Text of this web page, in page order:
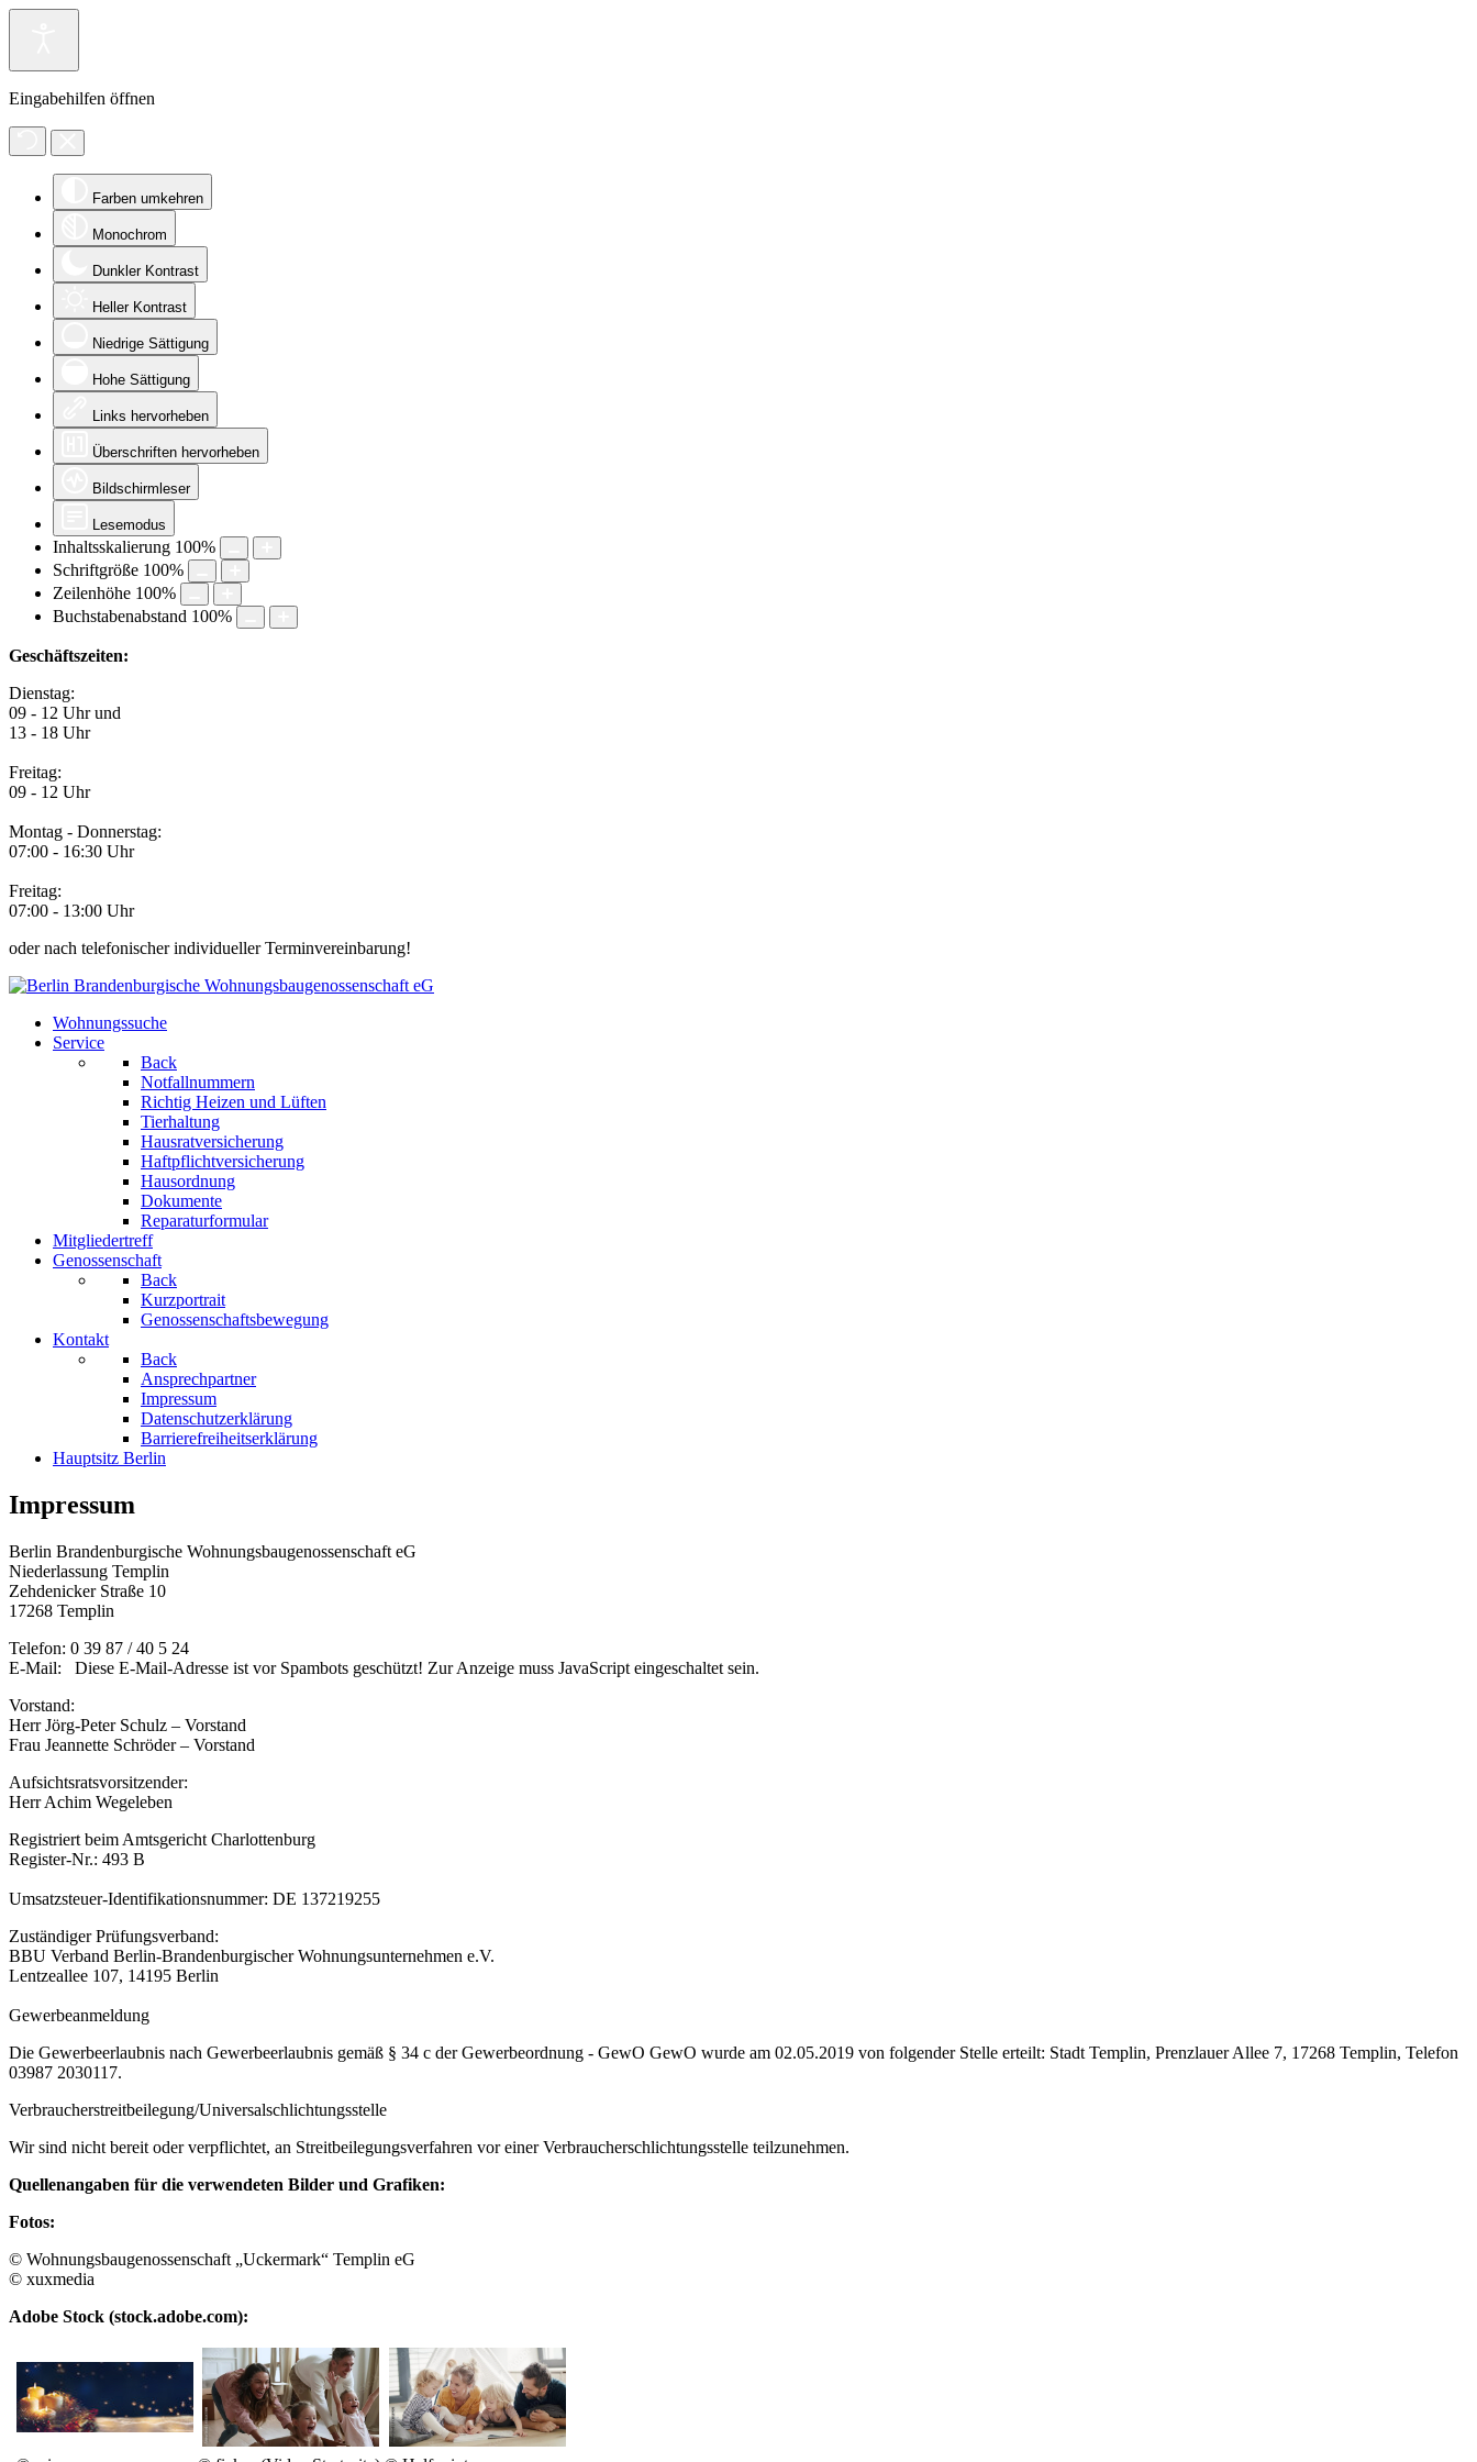
Eingabehilfen öffnen
Farben umkehren
Monochrom
Dunkler Kontrast
Heller Kontrast
Niedrige Sättigung
Hohe Sättigung
Links hervorheben
Überschriften hervorheben
Bildschirmleser
Lesemodus
Inhaltsskalierung 100%
Schriftgröße 100%
Zeilenhöhe 100%
Buchstabenabstand 100%
Geschäftszeiten:
Dienstag:
09 - 12 Uhr und
13 - 18 Uhr
Freitag:
09 - 12 Uhr
Montag - Donnerstag:
07:00 - 16:30 Uhr
Freitag:
07:00 - 13:00 Uhr
oder nach telefonischer individueller Terminvereinbarung!
Wohnungssuche
Service
Back
Notfallnummern
Richtig Heizen und Lüften
Tierhaltung
Hausratversicherung
Haftpflichtversicherung
Hausordnung
Dokumente
Reparaturformular
Mitgliedertreff
Genossenschaft
Back
Kurzportrait
Genossenschaftsbewegung
Kontakt
Back
Ansprechpartner
Impressum
Datenschutzerklärung
Barrierefreiheitserklärung
Hauptsitz Berlin
Impressum
Berlin Brandenburgische Wohnungsbaugenossenschaft eG
Niederlassung Templin
Zehdenicker Straße 10
17268 Templin
Telefon: 0 39 87 / 40 5 24
E-Mail: Diese E-Mail-Adresse ist vor Spambots geschützt! Zur Anzeige muss JavaScript eingeschaltet sein.
Vorstand:
Herr Jörg-Peter Schulz – Vorstand
Frau Jeannette Schröder – Vorstand
Aufsichtsratsvorsitzender:
Herr Achim Wegeleben
Registriert beim Amtsgericht Charlottenburg
Register-Nr.: 493 B
Umsatzsteuer-Identifikationsnummer: DE 137219255
Zuständiger Prüfungsverband:
BBU Verband Berlin-Brandenburgischer Wohnungsunternehmen e.V.
Lentzeallee 107, 14195 Berlin
Gewerbeanmeldung
Die Gewerbeerlaubnis nach Gewerbeerlaubnis gemäß § 34 c der Gewerbeordnung - GewO GewO wurde am 02.05.2019 von folgender Stelle erteilt: Stadt Templin, Prenzlauer Allee 7, 17268 Templin, Telefon
03987 2030117.
Verbraucher­streit­beilegung/Universal­schlichtungs­stelle
Wir sind nicht bereit oder verpflichtet, an Streitbeilegungsverfahren vor einer Verbraucherschlichtungsstelle teilzunehmen.
Quellenangaben für die verwendeten Bilder und Grafiken:
Fotos:
© Wohnungsbaugenossenschaft „Uckermark“ Templin eG
© xuxmedia
Adobe Stock (stock.adobe.com):